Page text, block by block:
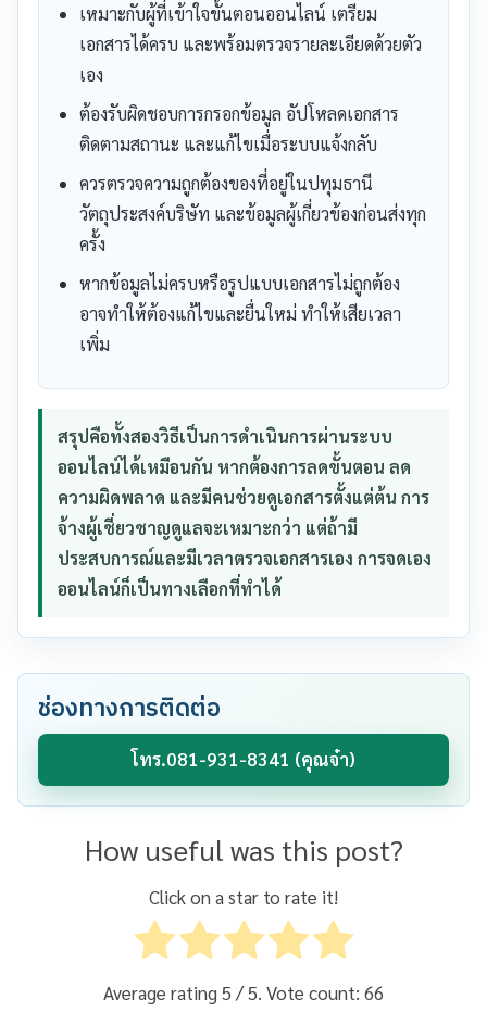
เหมาะกับผู้ที่เข้าใจขั้นตอนออนไลน์ เตรียม
เอกสารได้ครบ และพร้อมตรวจรายละเอียดด้วยตัว
เอง
ต้องรับผิดชอบการกรอกข้อมูล อัปโหลดเอกสาร
ติดตามสถานะ และแก้ไขเมื่อระบบแจ้งกลับ
ควรตรวจความถูกต้องของที่อยู่ในปทุมธานี
วัตถุประสงค์บริษัท และข้อมูลผู้เกี่ยวข้องก่อนส่งทุก
ครั้ง
หากข้อมูลไม่ครบหรือรูปแบบเอกสารไม่ถูกต้อง
อาจทำให้ต้องแก้ไขและยื่นใหม่ ทำให้เสียเวลา
เพิ่ม
สรุปคือทั้งสองวิธีเป็นการดำเนินการผ่านระบบ
ออนไลน์ได้เหมือนกัน หากต้องการลดขั้นตอน ลด
ความผิดพลาด และมีคนช่วยดูเอกสารตั้งแต่ต้น การ
จ้างผู้เชี่ยวชาญดูแลจะเหมาะกว่า แต่ถ้ามี
ประสบการณ์และมีเวลาตรวจเอกสารเอง การจดเอง
ออนไลน์ก็เป็นทางเลือกที่ทำได้
ช่องทางการติดต่อ
โทร.081-931-8341 (คุณจ๋า)
How useful was this post?
Click on a star to rate it!
Average rating5 / 5. Vote count: 66